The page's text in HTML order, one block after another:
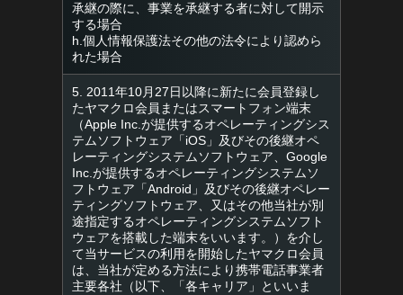
承継の際に、事業を承継する者に対して開示
する場合
h.個人情報保護法その他の法令により認めら
れた場合
5. 2011年10月27日以降に新たに会員登録し
たヤマクロ会員またはスマートフォン端末
（Apple Inc.が提供するオペレーティングシス
テムソフトウェア「iOS」及びその後継オペ
レーティングシステムソフトウェア、Google
Inc.が提供するオペレーティングシステムソ
フトウェア「Android」及びその後継オペレー
ティングソフトウェア、又はその他当社が別
途指定するオペレーティングシステムソフト
ウェアを搭載した端末をいいます。）を介し
て当サービスの利用を開始したヤマクロ会員
は、当社が定める方法により携帯電話事業者
主要各社（以下、「各キャリア」といいま